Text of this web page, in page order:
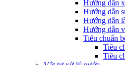
Hướng dẫn
Hướng dẫn
Hướng dẫn
Hướng dẫn
Tiêu chuẩn
Tiêu
Tiêu